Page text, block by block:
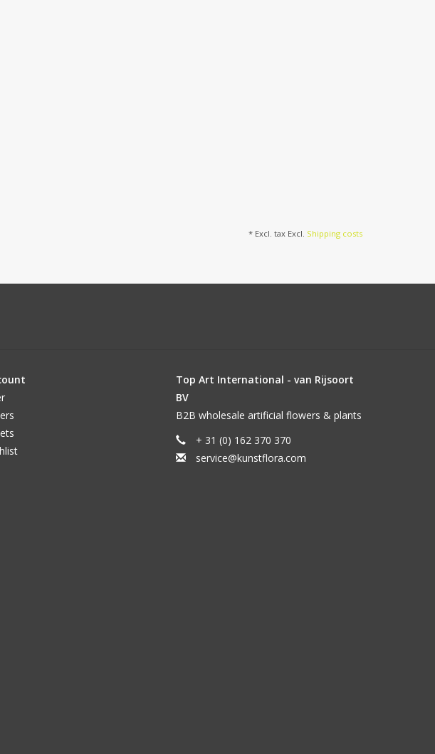
* Excl. tax Excl. Shipping costs
Top Art International - van Rijsoort
BV
B2B wholesale artificial flowers & plants
+ 31 (0) 162 370 370
service@kunstflora.com